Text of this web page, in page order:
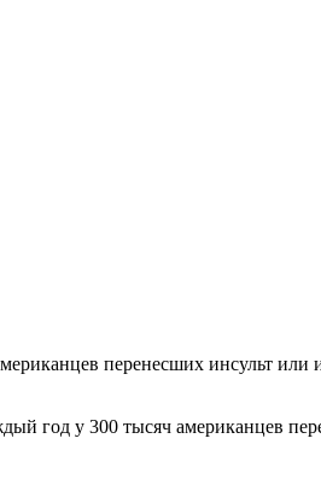
перенесших инсульт или
год у 300 тысяч американцев